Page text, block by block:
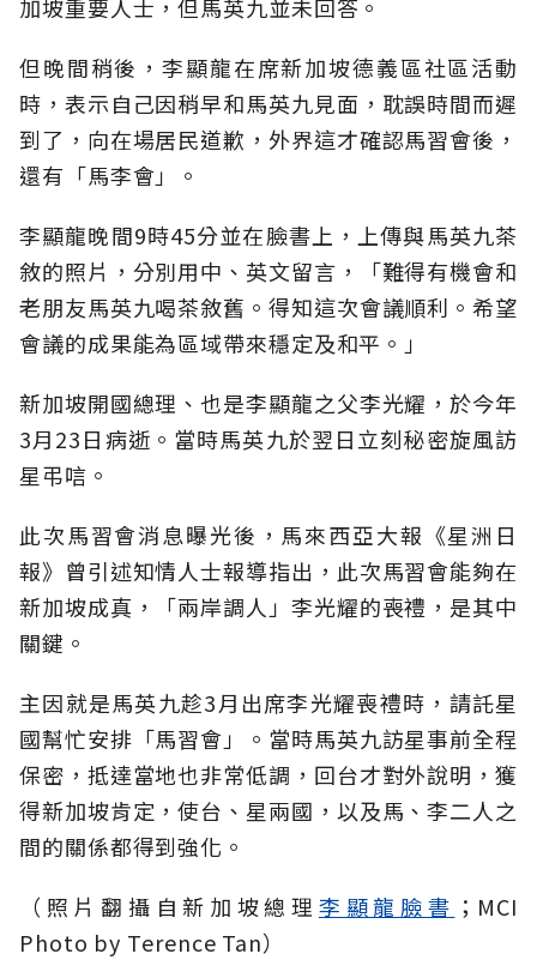
加坡重要人士，但馬英九並未回答。
但晚間稍後，李顯龍在席新加坡德義區社區活動
時，表示自己因稍早和馬英九見面，耽誤時間而遲
到了，向在場居民道歉，外界這才確認馬習會後，
還有「馬李會」。
李顯龍晚間9時45分並在臉書上，上傳與馬英九茶
敘的照片，分別用中、英文留言，「難得有機會和
老朋友馬英九喝茶敘舊。得知這次會議順利。希望
會議的成果能為區域帶來穩定及和平。」
新加坡開國總理、也是李顯龍之父李光耀，於今年
3月23日病逝。當時馬英九於翌日立刻秘密旋風訪
星弔唁。
此次馬習會消息曝光後，馬來西亞大報《星洲日
報》曾引述知情人士報導指出，此次馬習會能夠在
新加坡成真，「兩岸調人」李光耀的喪禮，是其中
關鍵。
主因就是馬英九趁3月出席李光耀喪禮時，請託星
國幫忙安排「馬習會」。當時馬英九訪星事前全程
保密，抵達當地也非常低調，回台才對外說明，獲
得新加坡肯定，使台、星兩國，以及馬、李二人之
間的關係都得到強化。
（照片翻攝自新加坡總理 李顯龍臉書 ； MCI
Photo by Terence Tan）